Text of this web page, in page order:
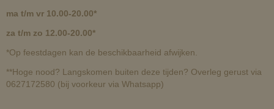
ma t/m vr 10.00-20.00*
za t/m zo 12.00-20.00*
*Op feestdagen kan de beschikbaarheid afwijken.
**Hoge nood? Langskomen buiten deze tijden? Overleg gerust via
0627172580 (bij voorkeur via Whatsapp)